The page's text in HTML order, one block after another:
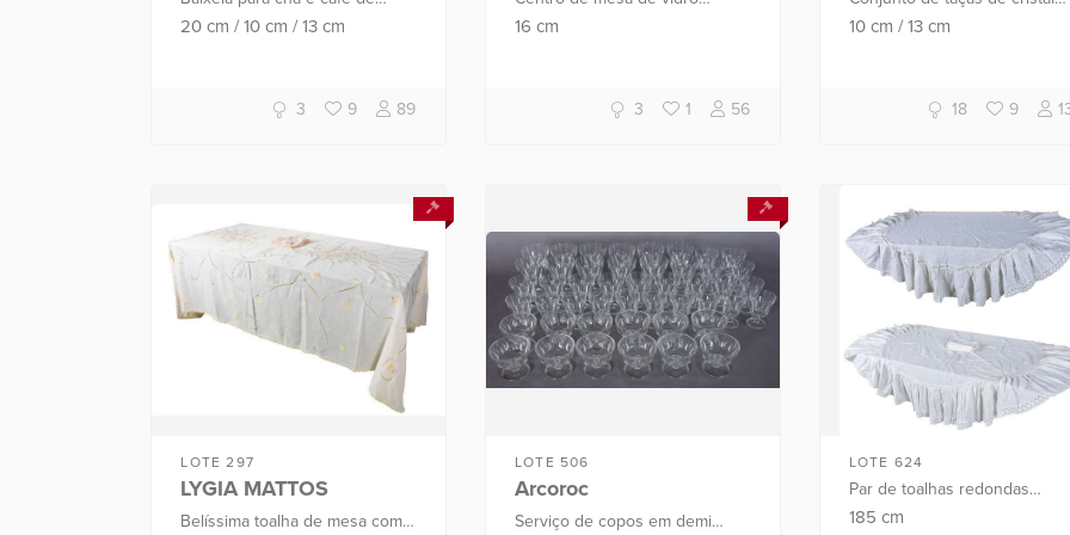
metal prateado Bellini
20cm/10cm/13cm
3 9 89
decorativo na cor rosa.
16cm
3 1 56
Hering com pés retorcidos na
10 cm /13 cm
18 9
LOTE 297
LYGIA MATTOS
Belíssima toalha de mesa com
LOTE 506
Arcoroc
Serviço de copos em demi
LOTE 624
Par de toalhas redondas
brancas com bordado inglês
185 cm